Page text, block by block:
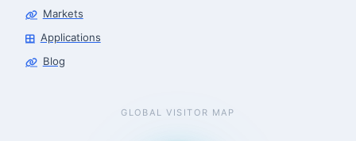
Markets
Applications
Blog
GLOBAL VISITOR MAP